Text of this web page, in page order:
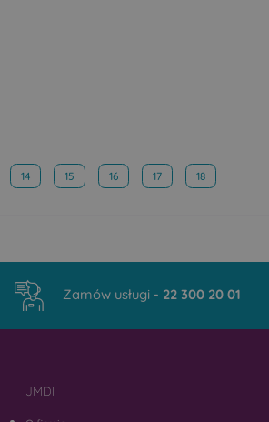
14 15 16 17 18
Zamów usługi - 22 300 20 01
JMDI